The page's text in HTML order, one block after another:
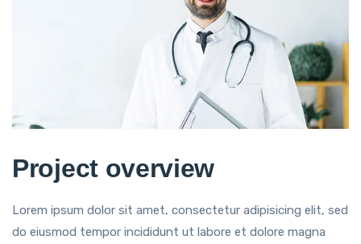
Project overview
Lorem ipsum dolor sit amet, consectetur adipisicing elit, sed
do eiusmod tempor incididunt ut labore et dolore magna